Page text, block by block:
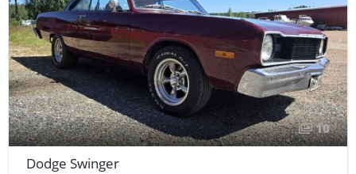
10
Dodge Swinger